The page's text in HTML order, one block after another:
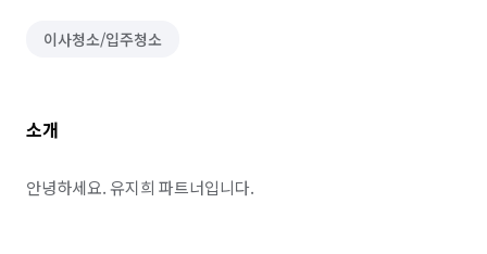
이사청소/입주청소
소개
안녕하세요. 유지희 파트너입니다.